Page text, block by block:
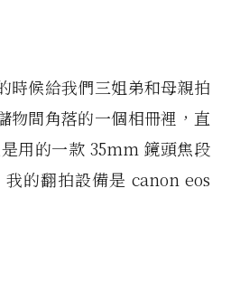
時候給我們三姐弟和母親拍
物間角落的一個相冊裡，直
用的一款 35mm 鏡頭焦段
的翻拍設備是 canon eos